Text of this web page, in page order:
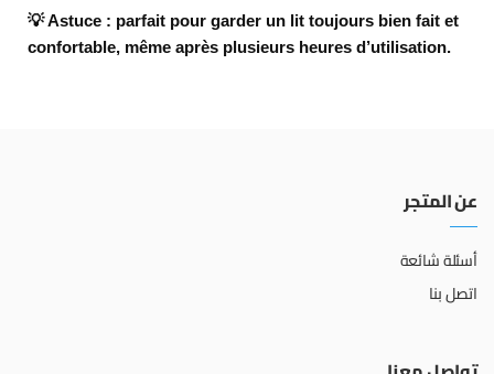
💡 Astuce : parfait pour garder un lit toujours bien fait et
confortable, même après plusieurs heures d’utilisation.
عن المتجر
أسئلة شائعة
اتصل بنا